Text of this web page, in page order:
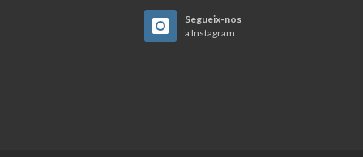
Segueix-nos
a Instagram